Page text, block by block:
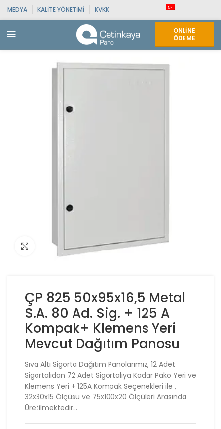
MEDYA KALITE YÖNETIMI KVKK
ONLINE
ÖDEME
Click to enlarge
ÇP 825 50x95x16,5 Metal
S.A. 80 Ad. Sig. + 125 A
Kompak+ Klemens Yeri
Mevcut Dağıtım Panosu
Sıva Altı Sigorta Dağıtım Panolarımız, 12 Adet
Sigortalıdan 72 Adet Sigortalıya Kadar Pako Yeri ve
Klemens Yeri + 125A Kompak Seçenekleri ile ,
32x30x15 Ölçüsü ve 75x100x20 Ölçüleri Arasında
Üretilmektedir…